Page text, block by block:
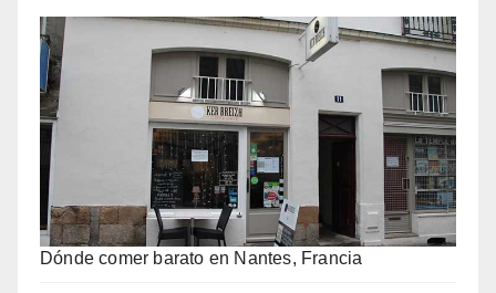
Dónde comer barato en Nantes, Francia